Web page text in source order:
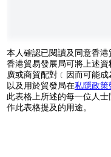
本人確認已閱讀及同意香港
香港貿易發展局可將上述
廣或商貿配對﹝因而可能
以及用於貿發局在私隱政策
此表格上所述的每一位人
作此表格提及的用途。